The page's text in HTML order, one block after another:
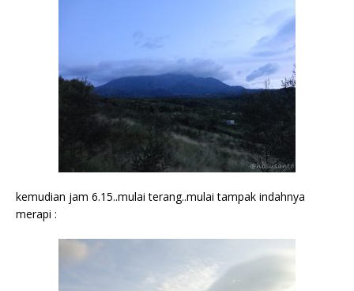
kemudian jam 6.15..mulai terang..mulai tampak indahnya
merapi :